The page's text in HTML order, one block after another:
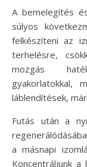
A bemelegítés
súlyos
felkészíteni az
terhelésre,
mozgás
gyakorlatokkal,
láblendítések,
Futás után a
a másnapi
Koncentráljunk